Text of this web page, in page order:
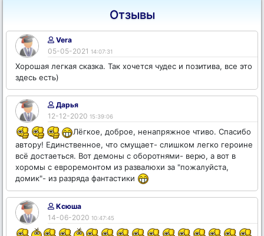
Отзывы
Vera
05-05-2021 14:07:31
Хорошая легкая сказка. Так хочется чудес и позитива, все это
здесь есть)
Дарья
12-12-2020 15:39:06
Лёгкое, доброе, ненапряжное чтиво. Спасибо
автору! Единственное, что смущает- слишком легко героине
всё достаеться. Вот демоны с оборотнями- верю, а вот в
хоромы с евроремонтом из развалюхи за "пожалуйста,
домик"- из разряда фантастики
Ксюша
14-06-2020 10:47:45